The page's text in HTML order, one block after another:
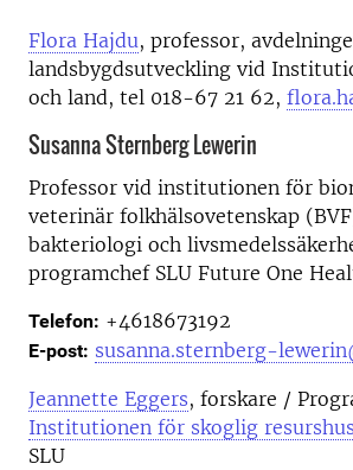
Flora Hajdu, professor,
landsbygdsutveckling vid
och land, tel 018-67 21 62,
Susanna Sternberg Lewerin
Professor vid institutionen för
veterinär folkhälsovetenskap
bakteriologi och
programchef SLU Future One
Telefon: +4618673192
E-post: susanna.sternberg-
Jeannette Eggers, forskare /
Institutionen för skoglig
SLU